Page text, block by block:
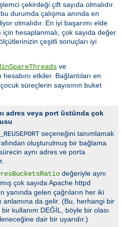
çekirdeği çift sayıda olmalıdır.
durumda çalışma anında en
olmalıdır. En iyi başarımı elde
için hesaplanmalı, çok sayıda değer
çeşitli sonuçları iyi
ve
etkiler. Bağlantıları en
süreçlerin sayısının buket
adres veya port üstünda çok
seçeneğini tanımlamak
oluşturulmuş bir bağlama
aynı adres ve porta
değeriyle aynı
çok sayıda Apache httpd
yanında gelen çağrıların her iki
anlamına da gelir. (Bu, herhangi bir
kullanım DEĞİL, böyle bir olası
dair bir uyarıdır.)